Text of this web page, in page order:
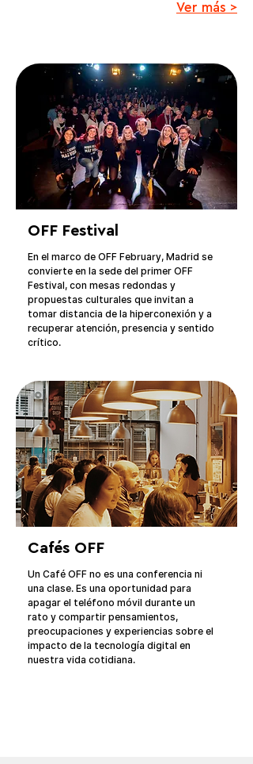
Ver más >
OFF Festival
En el marco de OFF February, Madrid se
convierte en la sede del primer OFF
Festival, con mesas redondas y
propuestas culturales que invitan a
tomar distancia de la hiperconexión y a
recuperar atención, presencia y sentido
crítico.
Cafés OFF
Un Café OFF no es una conferencia ni
una clase. Es una oportunidad para
apagar el teléfono móvil durante un
rato y compartir pensamientos,
preocupaciones y experiencias sobre el
impacto de la tecnología digital en
nuestra vida cotidiana.